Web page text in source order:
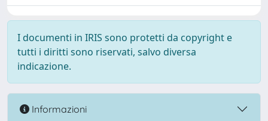
I documenti in IRIS sono protetti da copyright e
tutti i diritti sono riservati, salvo diversa
indicazione.
Informazioni